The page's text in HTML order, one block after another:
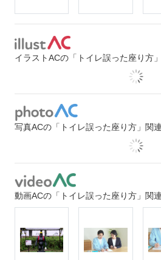
イラストACの「トイレ誤った座り方
写真ACの「トイレ誤った座り方」関
動画ACの「トイレ誤った座り方」関